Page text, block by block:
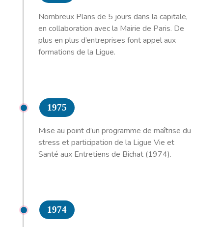
Nombreux Plans de 5 jours dans la capitale,
en collaboration avec la Mairie de Paris. De
plus en plus d’entreprises font appel aux
formations de la Ligue.
1975
Mise au point d’un programme de maîtrise du
stress et participation de la Ligue Vie et
Santé aux Entretiens de Bichat (1974).
1974